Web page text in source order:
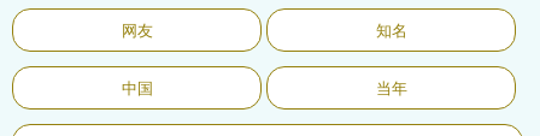
网友 知名
中国 当年